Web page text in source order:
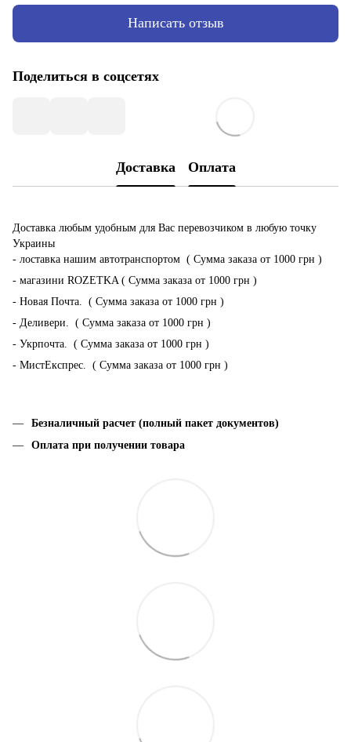
Написать отзыв
Поделиться в соцсетях
Доставка Оплата
Доставка любым удобным для Вас перевозчиком в любую точку
Украины
- лоставка нашим автотранспортом ( Сумма заказа от 1000 грн )
- магазини ROZETKA ( Сумма заказа от 1000 грн )
- Новая Почта. ( Сумма заказа от 1000 грн )
- Деливери. ( Сумма заказа от 1000 грн )
- Укрпочта. ( Сумма заказа от 1000 грн )
- МистЕкспрес. ( Сумма заказа от 1000 грн )
Безналичный расчет (полный пакет документов)
Оплата при получении товара